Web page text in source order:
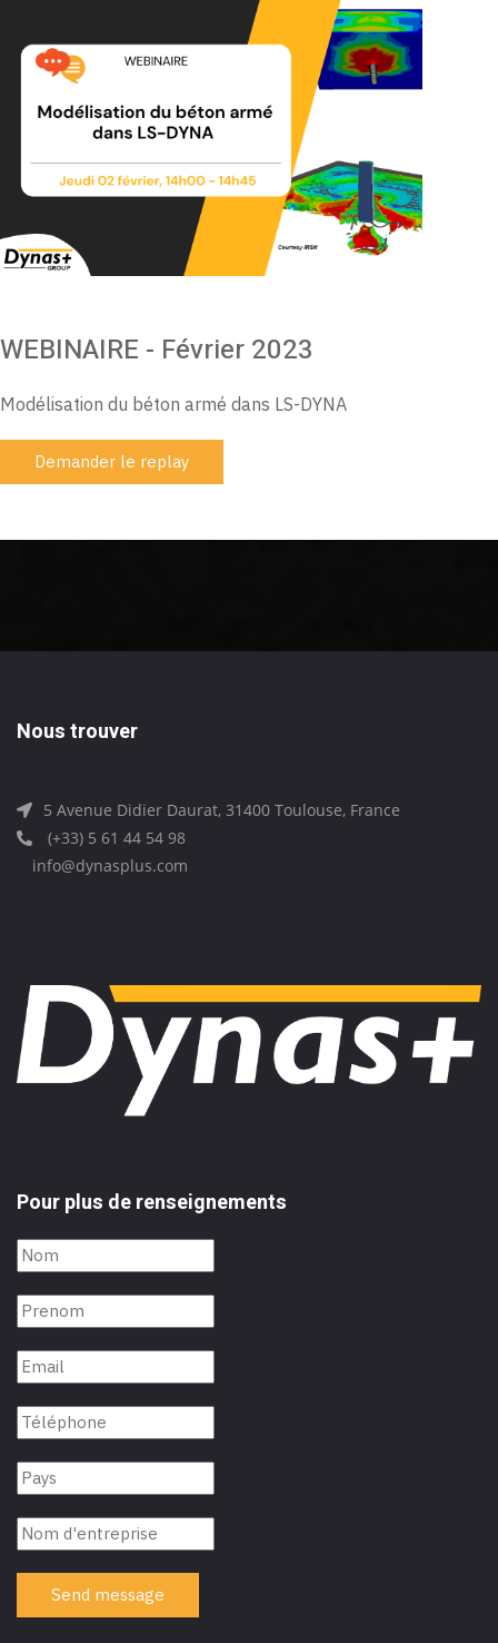
WEBINAIRE - Février 2023
Modélisation du béton armé dans LS-DYNA
Demander le replay
Nous trouver
5 Avenue Didier Daurat, 31400 Toulouse, France
(+33) 5 61 44 54 98
info@dynasplus.com
Pour plus de renseignements
Send message